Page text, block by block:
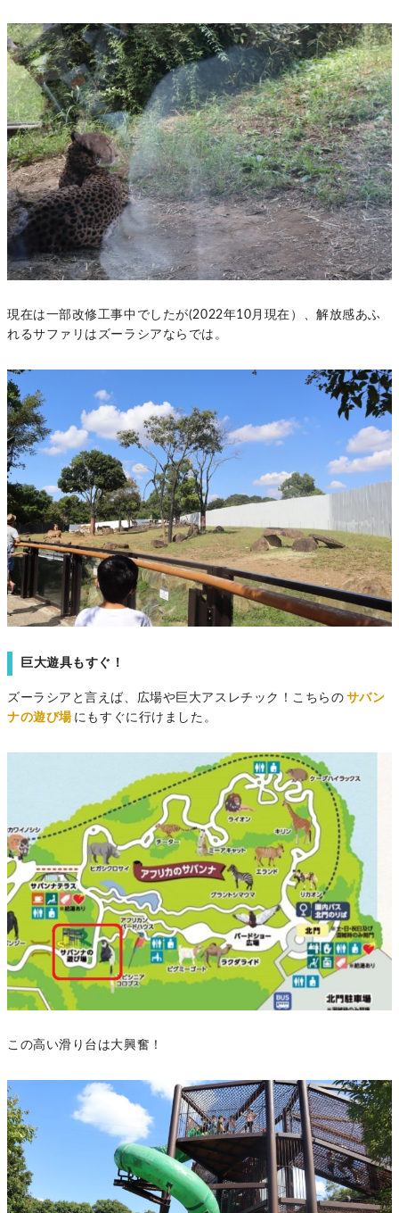
現在は一部改修工事中でしたが(2022年10月現在）、解放感あふ
れるサファリはズーラシアならでは。
巨大遊具もすぐ！
ズーラシアと言えば、広場や巨大アスレチック！こちらの サバン
ナの遊び場 にもすぐに行けました。
この高い滑り台は大興奮！